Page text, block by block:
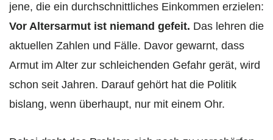
jene, die ein durchschnittliches Einkommen erzielen:
Vor Altersarmut ist niemand gefeit. Das lehren die
aktuellen Zahlen und Fälle. Davor gewarnt, dass
Armut im Alter zur schleichenden Gefahr gerät, wird
schon seit Jahren. Darauf gehört hat die Politik
bislang, wenn überhaupt, nur mit einem Ohr.